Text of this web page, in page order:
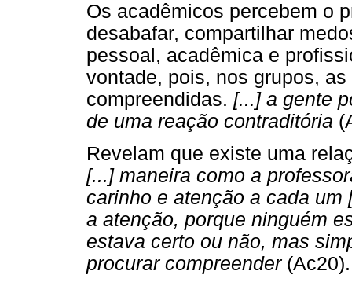
Os acadêmicos percebem o
desabafar, compartilhar
pessoal, acadêmica e
vontade, pois, nos grupos,
compreendidas. [...] a gente
de uma reação contraditória
Revelam que existe uma
[...] maneira como a
carinho e atenção a cada um
a atenção, porque ninguém
estava certo ou não, mas
procurar compreender (Ac20).